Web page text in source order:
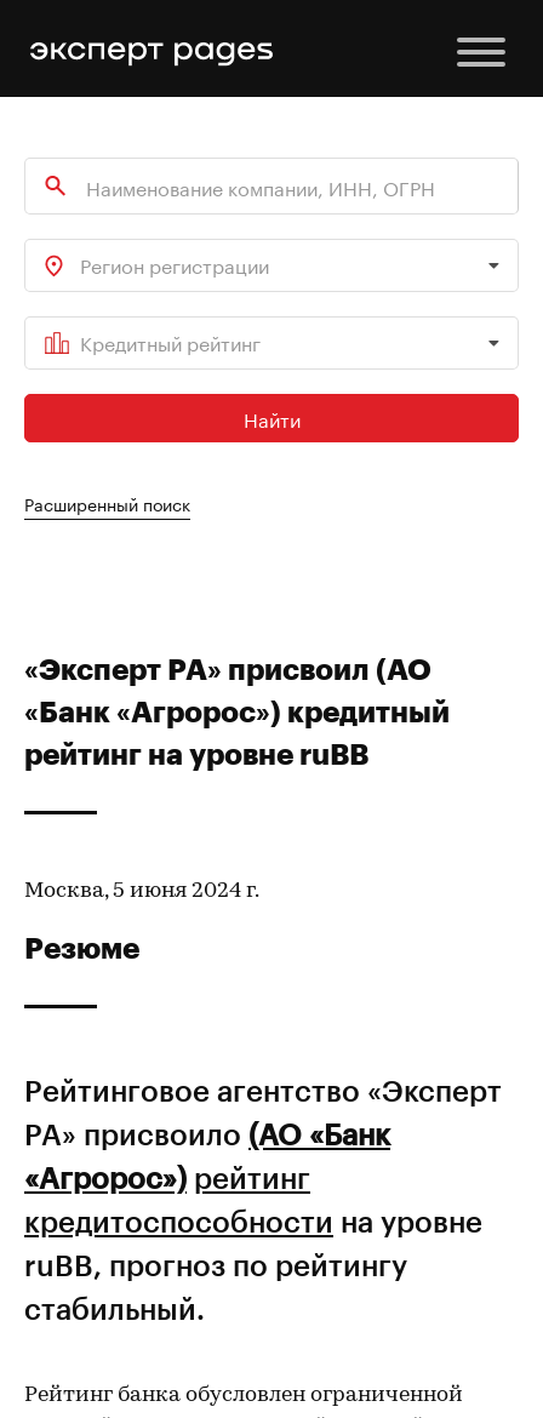
Регион регистрации
Кредитный рейтинг
Найти
Расширенный поиск
«Эксперт РА» присвоил (АО
«Банк «Агророс») кредитный
рейтинг на уровне ruBB
Москва, 5 июня 2024 г.
Резюме
Рейтинговое агентство «Эксперт
РА» присвоило (АО «Банк
«Агророс») рейтинг
кредитоспособности на уровне
ruBB, прогноз по рейтингу
стабильный.
Рейтинг банка обусловлен ограниченной